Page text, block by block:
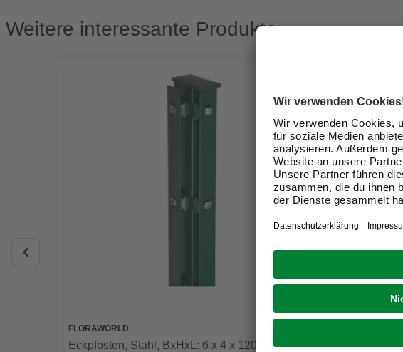
Weitere interessante Produkte
FLORAWORLD
Eckpfosten, Stahl, BxHxL: 6 x 4 x 120 cm
DIJK